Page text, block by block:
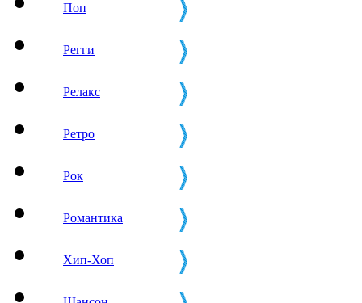
Поп
Регги
Релакс
Ретро
Рок
Романтика
Хип-Хоп